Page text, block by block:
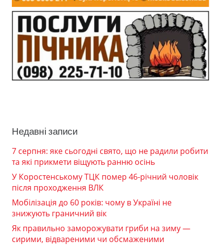
Недавні записи
7 серпня: яке сьогодні свято, що не радили робити
та які прикмети віщують ранню осінь
У Коростенському ТЦК помер 46-річний чоловік
після проходження ВЛК
Мобілізація до 60 років: чому в Україні не
знижують граничний вік
Як правильно заморожувати гриби на зиму —
сирими, відвареними чи обсмаженими